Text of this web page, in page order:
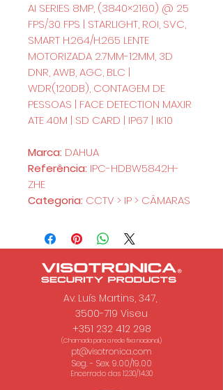
AI SERIES 8MP, (3840×2160) @ 25
FPS/30 FPS | STARLIGHT, ROI, SVC,
SMART H.264/H.265 LENTE
MOTORIZADA 2.7MM-12MM, 3D
DNR, AWB, AGC, BLC |
WDR(120DB), CONTAGEM DE
PESSOAS | FACE DETECTION MAX.IR
ATE 40M | SD CARD | IP67 | IK10
Marca: DAHUA
Referência: IPC-HDBW5842H-
ZHE
Categoria: CCTV > IP > CÂMARAS
Av. Luís Martins, 347,
3500-719 Viseu
+351 232 412 298
(Chamada para a rede fixa nacional.)
pt@visotronica.com
Seg. - Sex. 9.00/19.00
Encerrado das 12.30/14.30